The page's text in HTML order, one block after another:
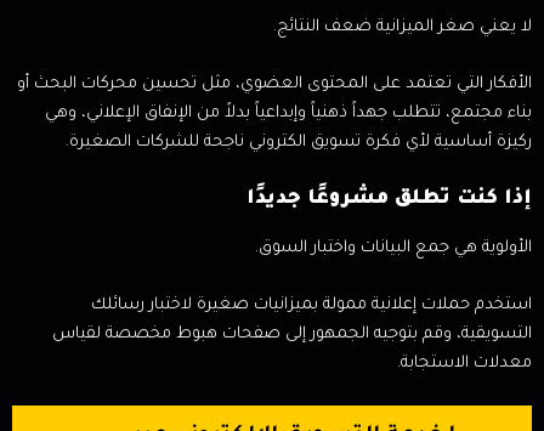
لا يعني صغر الميزانية ضعف النتائج.
الأفكار التي تعتمد على المحتوى العضوي، مثل تحسين محركات البحث أو
بناء مجتمع، تتطلب جهداً ذهنياً وإبداعياً بدلاً من الإنفاق الإعلاني، وهي
ركيزة أساسية لأي فكرة تسويق الكتروني ناجحة للشركات الصغيرة.
إذا كنت تطلق مشروعًا جديدًا
الأولوية هي جمع البيانات واختبار السوق.
استخدم حملات إعلانية ممولة بميزانيات صغيرة لاختبار رسائلك
التسويقية، وقم بتوجيه الجمهور إلى صفحات هبوط مخصصة لقياس
معدلات الاستجابة.